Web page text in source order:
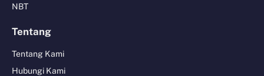
NBT
Tentang
Tentang Kami
Hubungi Kami